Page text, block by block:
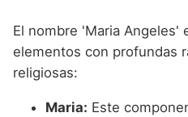
Nombres de Niña
Nombres de Niña
El nombre 'Maria Angeles'
elementos con profundas
religiosas:
Maria: Este